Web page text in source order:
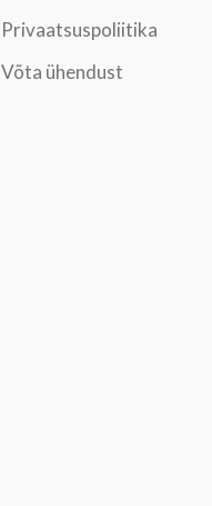
Privaatsuspoliitika
Võta ühendust